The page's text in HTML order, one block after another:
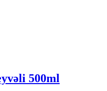
500ml